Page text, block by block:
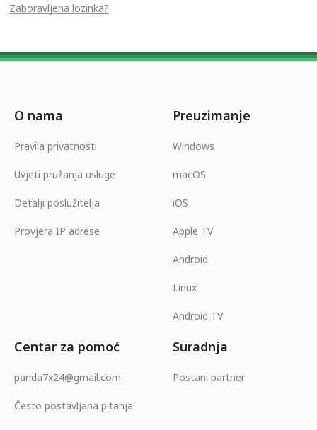
Zaboravljena lozinka?
O nama
Pravila privatnosti
Uvjeti pružanja usluge
Detalji poslužitelja
Provjera IP adrese
Preuzimanje
Windows
macOS
iOS
Apple TV
Android
Linux
Android TV
Centar za pomoć
panda7x24@gmail.com
Često postavljana pitanja
Suradnja
Postani partner